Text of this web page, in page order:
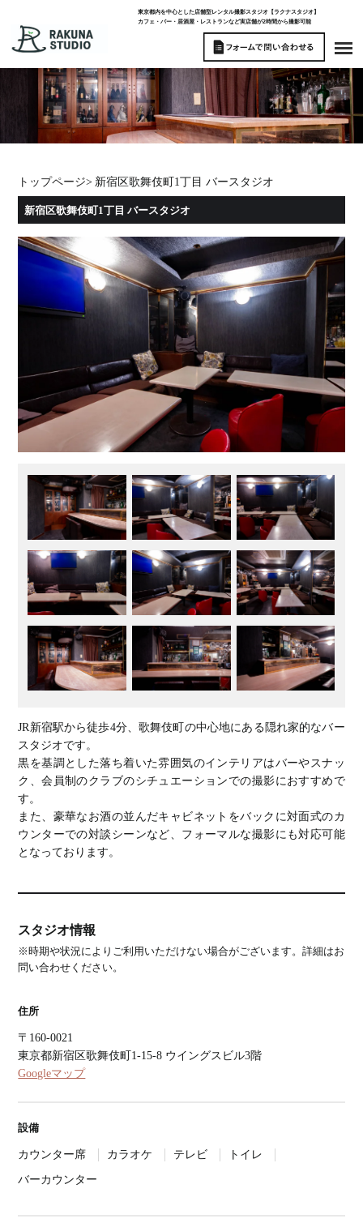
東京都内を中心とした店舗型レンタル撮影スタジオ【ラクナスタジオ】
カフェ・バー・居酒屋・レストランなど実店舗が2時間から撮影可能
トップページ> 新宿区歌舞伎町1丁目 バースタジオ
新宿区歌舞伎町1丁目 バースタジオ
JR新宿駅から徒歩4分、歌舞伎町の中心地にある隠れ家的なバー
スタジオです。
黒を基調とした落ち着いた雰囲気のインテリアはバーやスナッ
ク、会員制のクラブのシチュエーションでの撮影におすすめで
す。
また、豪華なお酒の並んだキャビネットをバックに対面式のカ
ウンターでの対談シーンなど、フォーマルな撮影にも対応可能
となっております。
スタジオ情報
※時期や状況によりご利用いただけない場合がございます。詳細はお
問い合わせください。
住所
〒160-0021
東京都新宿区歌舞伎町1-15-8 ウイングスビル3階
Googleマップ
設備
カウンター席 カラオケ テレビ トイレ
バーカウンター